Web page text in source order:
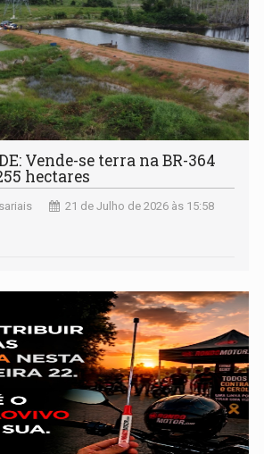
Vende-se terra na BR-364
hectares
21 de Julho de 2026 às 15:58